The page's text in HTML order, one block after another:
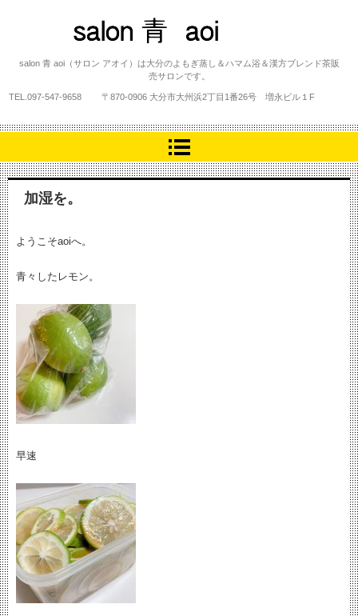
salon 青 aoi
salon 青 aoi（サロン アオイ）は大分のよもぎ蒸し＆ハマム浴＆漢方ブレンド茶販
売サロンです。
TEL. 097-547-9658 〒870-0906 大分市大州浜2丁目1番26号 増永ビル１F
加湿を。
ようこそaoiへ。
青々したレモン。
早速